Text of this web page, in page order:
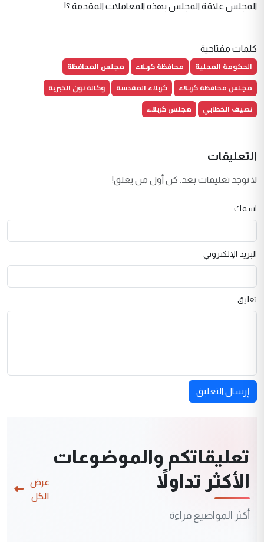
المجلس علاقة المجلس بهذه المعاملات المقدمة ؟!
كلمات مفتاحية
الحكومة المحلية محافظة كربلاء
مجلس المحافظة
مجلس محافظة كربلاء
كربلاء المقدسة
وكالة نون الخبرية
نصيف الخطابي
مجلس كربلاء
التعليقات
لا توجد تعليقات بعد. كن أول من يعلق!
اسمك
البريد الإلكتروني
تعليق
إرسال التعليق
تعليقاتكم والموضوعات
الأكثر تداولاً
أكثر المواضيع قراءة
عرض
الكل